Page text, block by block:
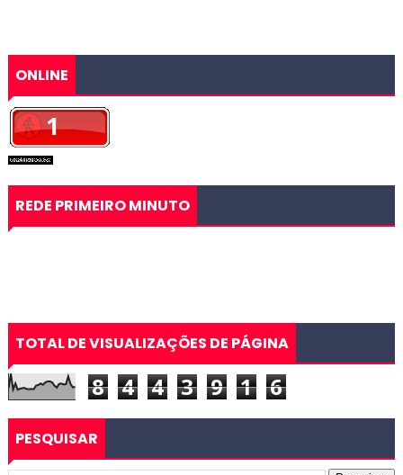
ONLINE
REDE PRIMEIRO MINUTO
TOTAL DE VISUALIZAÇÕES DE PÁGINA
8 4 4 3 9 1 6
PESQUISAR